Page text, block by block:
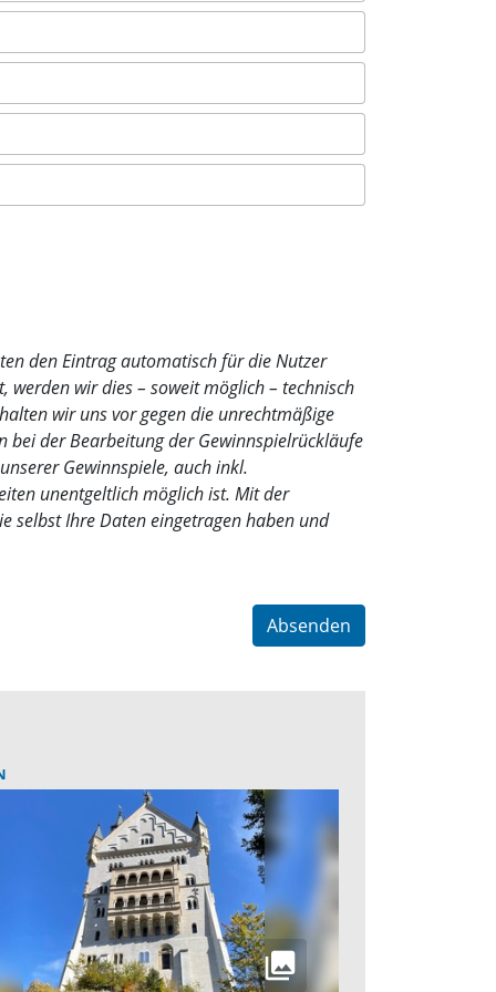
den Eintrag automatisch für die Nutzer
werden wir dies – soweit möglich – technisch
wir uns vor gegen die unrechtmäßige
bei der Bearbeitung der Gewinnspielrückläufe
Gewinnspiele, auch inkl.
unentgeltlich möglich ist. Mit der
selbst Ihre Daten eingetragen haben und
Absenden